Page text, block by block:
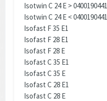
Isotwin C 24 E > 0400190441
Isotwin C 24 E < 0400190441
Isofast F 35 E1
Isofast F 28 E1
Isofast F 28 E
Isofast C 35 E1
Isofast C 35 E
Isofast C 28 E1
Isofast C 28 E